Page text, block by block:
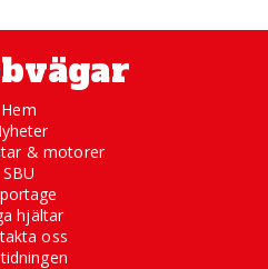
Hem
& motorer
SBU
hjältar
oss